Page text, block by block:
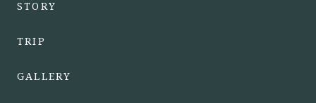
STORY
TRIP
GALLERY